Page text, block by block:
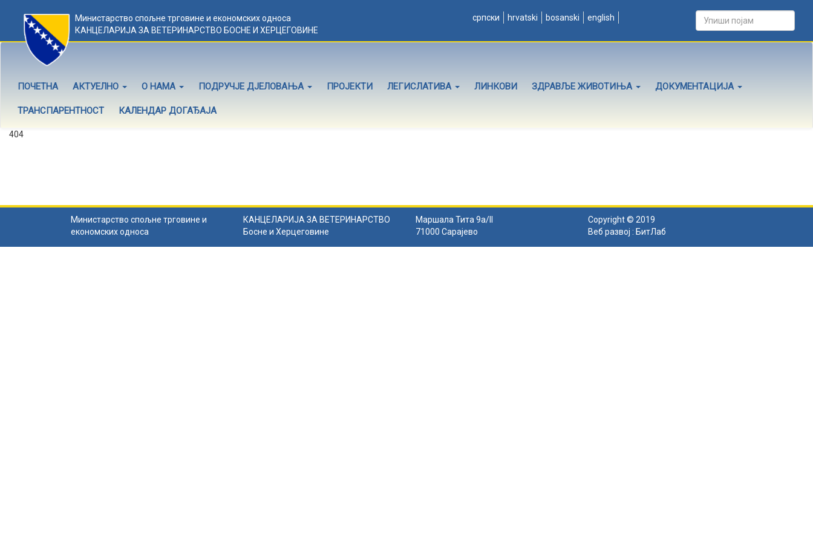
Министарство спољне трговине и економских односа
КАНЦЕЛАРИЈА ЗА ВЕТЕРИНАРСТВО БОСНЕ И ХЕРЦЕГОВИНЕ
српски hrvatski bosanski english
ПОЧЕТНА АКТУЕЛНО О НАМА ПОДРУЧЈЕ ДЈЕЛОВАЊА ПРОЈЕКТИ ЛЕГИСЛАТИВА ЛИНКОВИ ЗДРАВЉЕ ЖИВОТИЊА ДОКУМЕНТАЦИЈА
ТРАНСПАРЕНТНОСТ КАЛЕНДАР ДОГАЂАЈА
404
Министарство спољне трговине и
економских односа
КАНЦЕЛАРИЈА ЗА ВЕТЕРИНАРСТВО
Босне и Херцеговине
Маршала Тита 9а/II
71000 Сарајево
Copyright © 2019
Веб развој : БитЛаб